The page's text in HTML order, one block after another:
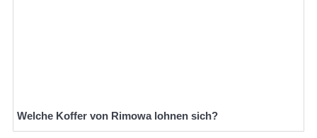
Welche Koffer von Rimowa lohnen sich?